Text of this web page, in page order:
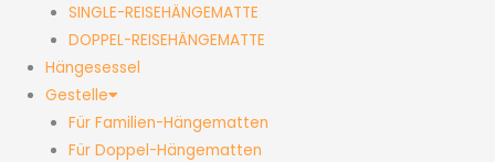
SINGLE-REISEHÄNGEMATTE
DOPPEL-REISEHÄNGEMATTE
Hängesessel
Gestelle
Für Familien-Hängematten
Für Doppel-Hängematten